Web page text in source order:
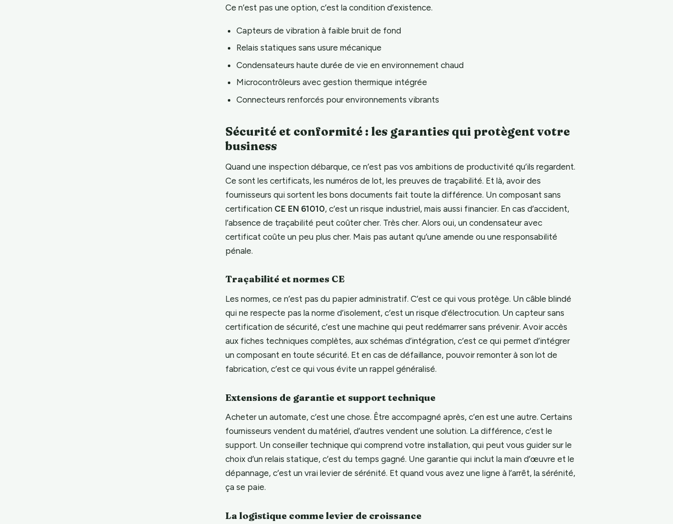
Ce n’est pas une option, c’est la condition d’existence.
Capteurs de vibration à faible bruit de fond
Relais statiques sans usure mécanique
Condensateurs haute durée de vie en environnement chaud
Microcontrôleurs avec gestion thermique intégrée
Connecteurs renforcés pour environnements vibrants
Sécurité et conformité : les garanties qui protègent votre
business
Quand une inspection débarque, ce n’est pas vos ambitions de productivité qu’ils regardent.
Ce sont les certificats, les numéros de lot, les preuves de traçabilité. Et là, avoir des
fournisseurs qui sortent les bons documents fait toute la différence. Un composant sans
certification CE EN 61010, c’est un risque industriel, mais aussi financier. En cas d’accident,
l’absence de traçabilité peut coûter cher. Très cher. Alors oui, un condensateur avec
certificat coûte un peu plus cher. Mais pas autant qu’une amende ou une responsabilité
pénale.
Traçabilité et normes CE
Les normes, ce n’est pas du papier administratif. C’est ce qui vous protège. Un câble blindé
qui ne respecte pas la norme d’isolement, c’est un risque d’électrocution. Un capteur sans
certification de sécurité, c’est une machine qui peut redémarrer sans prévenir. Avoir accès
aux fiches techniques complètes, aux schémas d’intégration, c’est ce qui permet d’intégrer
un composant en toute sécurité. Et en cas de défaillance, pouvoir remonter à son lot de
fabrication, c’est ce qui vous évite un rappel généralisé.
Extensions de garantie et support technique
Acheter un automate, c’est une chose. Être accompagné après, c’en est une autre. Certains
fournisseurs vendent du matériel, d’autres vendent une solution. La différence, c’est le
support. Un conseiller technique qui comprend votre installation, qui peut vous guider sur le
choix d’un relais statique, c’est du temps gagné. Une garantie qui inclut la main d’œuvre et le
dépannage, c’est un vrai levier de sérénité. Et quand vous avez une ligne à l’arrêt, la sérénité,
ça se paie.
La logistique comme levier de croissance